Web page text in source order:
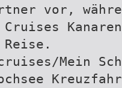
vor,
Cruises
Mein